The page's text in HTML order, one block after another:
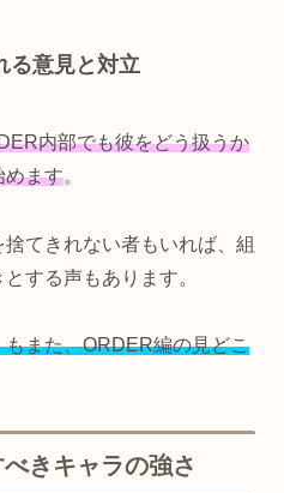
る意見と対立
内部でも彼をどう扱うか
めます。
てきれない者もいれば、組
する声もあります。
もまた、ORDER編の見どこ
きキャラの強さ